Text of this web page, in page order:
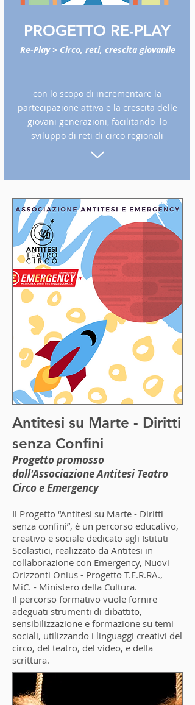
PROGETTO RE-PLAY
Re-Play > Circo, reti, crescita giovanile
con lo scopo di incrementare la
partecipazione attiva e la crescita delle
giovani generazioni, facilitando lo
sviluppo di reti di circo regionali
Antitesi su Marte - Diritti
senza Confini
Progetto promosso
dall'Associazione Antitesi Teatro
Circo e Emergency
Il Progetto “Antitesi su Marte - Diritti
senza confini”, è un percorso educativo,
creativo e sociale dedicato agli Istituti
Scolastici, realizzato da Antitesi in
collaborazione con Emergency, Nuovi
Orizzonti Onlus - Progetto T.E.R.RA.,
MiC. - Ministero della Cultura.
Il percorso formativo vuole fornire
adeguati strumenti di dibattito,
sensibilizzazione e formazione su temi
sociali, utilizzando i linguaggi creativi del
circo, del teatro, del video, e della
scrittura.